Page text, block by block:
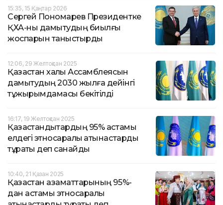
15:35, 15 Қаңтар 2026
Сергей Пономарев Президентке
ҚХА-ны дамытудың биылғы
жоспарын таныстырды
12:06, 29 Желтоқсан 2025
Қазақстан халқы Ассамблеясын
дамытудың 2030 жылға дейінгі
тұжырымдамасы бекітілді
16:17, 19 Желтоқсан 2025
Қазақстандықтардың 95% астамы
елдегі этносаралық қатынастарды
тұрақты деп санайды
10:40, 21 Қазан 2025
Қазақстан азаматтарының 95%-
дан астамы этносаралық